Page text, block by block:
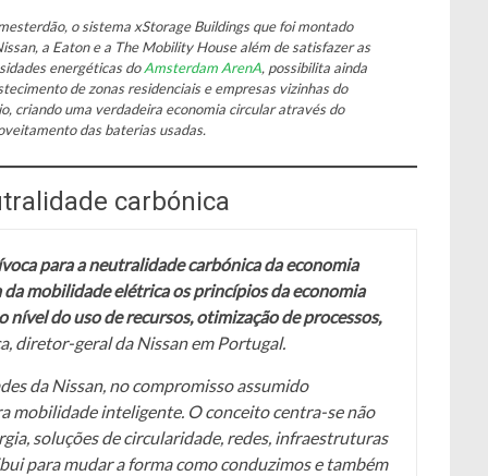
o sistema xStorage Buildings que foi montado
a Eaton e a The Mobility House além de satisfazer as
energéticas doAmsterdam ArenA, possibilita ainda
de zonas residenciais e empresas vizinhas do
criando uma verdadeira economia circular através do
das baterias usadas.
carbónica
para a neutralidade carbónica da economia
mobilidade elétrica os princípios da economia
do uso de recursos, otimização de processos,
diretor-geral da Nissan em Portugal.
da Nissan, no compromisso assumido
mobilidade inteligente. O conceito centra-se não
soluções de circularidade, redes, infraestruturas
para mudar a forma como conduzimos e também